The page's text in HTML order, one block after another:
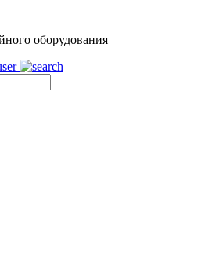
оборудования